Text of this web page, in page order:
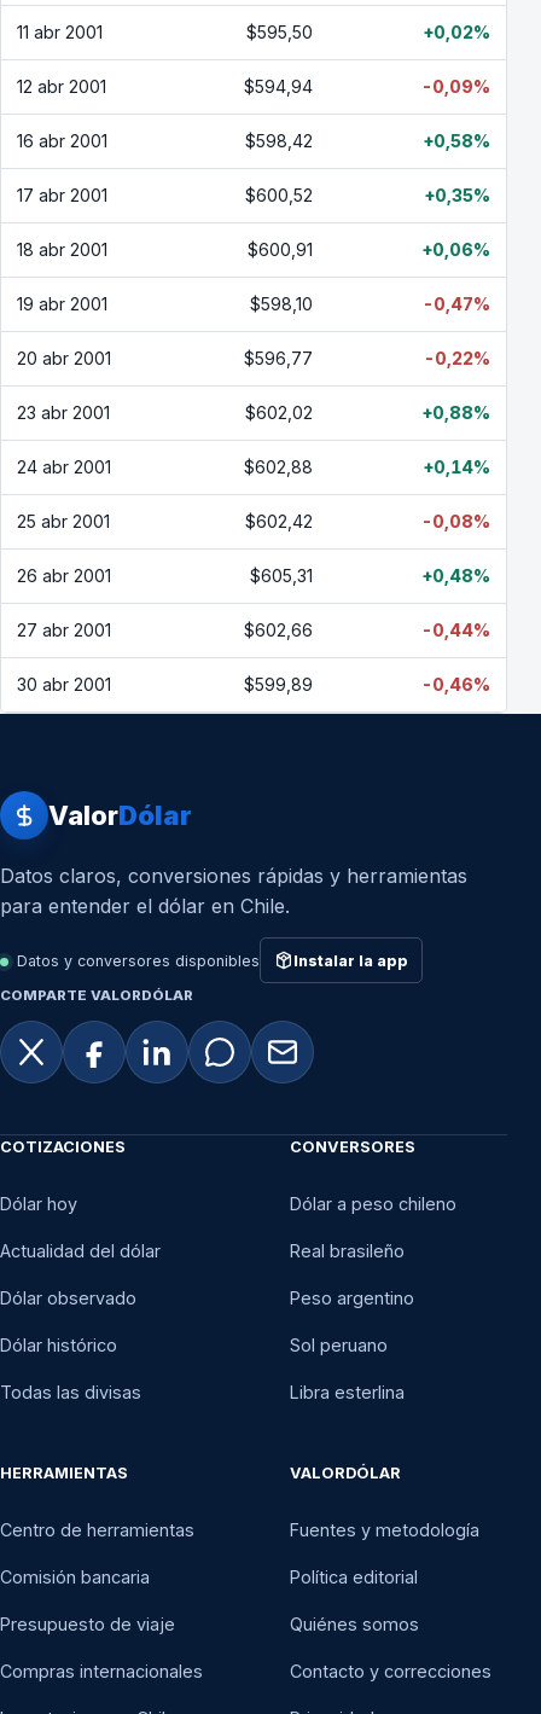
11 abr 2001 $595,50 +0,02%
12 abr 2001 $594,94 -0,09%
16 abr 2001 $598,42 +0,58%
17 abr 2001 $600,52 +0,35%
18 abr 2001 $600,91 +0,06%
19 abr 2001 $598,10 -0,47%
20 abr 2001 $596,77 -0,22%
23 abr 2001 $602,02 +0,88%
24 abr 2001 $602,88 +0,14%
25 abr 2001 $602,42 -0,08%
26 abr 2001 $605,31 +0,48%
27 abr 2001 $602,66 -0,44%
30 abr 2001 $599,89 -0,46%
ValorDólar
Datos claros, conversiones rápidas y herramientas
para entender el dólar en Chile.
Datos y conversores disponibles Instalar la app
COMPARTE VALORDÓLAR
COTIZACIONES
Dólar hoy
Actualidad del dólar
Dólar observado
Dólar histórico
Todas las divisas
CONVERSORES
Dólar a peso chileno
Real brasileño
Peso argentino
Sol peruano
Libra esterlina
HERRAMIENTAS
Centro de herramientas
Comisión bancaria
Presupuesto de viaje
Compras internacionales
VALORDÓLAR
Fuentes y metodología
Política editorial
Quiénes somos
Contacto y correcciones